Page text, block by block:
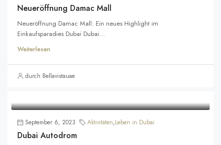
Neueröffnung Damac Mall
Neueröffnung Damac Mall: Ein neues Highlight im
Einkaufsparadies Dubai Dubai...
Weiterlesen
durch Bellavistauae
September 6, 2023 Aktivitäten,Leben in Dubai
Dubai Autodrom